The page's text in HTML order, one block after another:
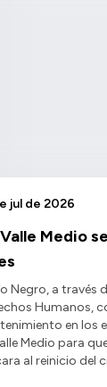
Medio
jul de 2026
Negro, a través
Humanos,
en los
Medio para
al reinicio del